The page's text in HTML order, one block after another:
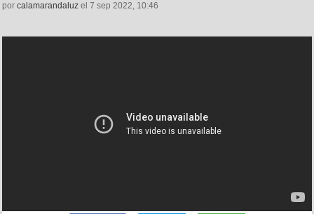
por calamarandaluz el 7 sep 2022, 10:46